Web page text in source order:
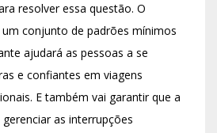
resolver essa questão. O
conjunto de padrões mínimos
ajudará as pessoas a se
e confiantes em viagens
E também vai garantir que a
as interrupções